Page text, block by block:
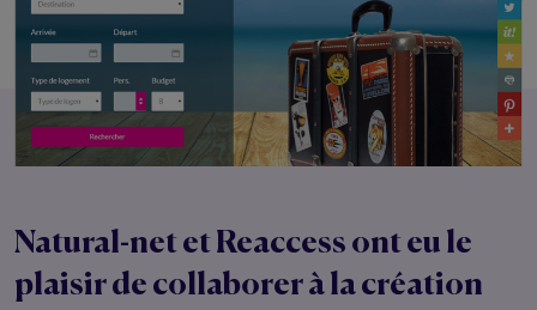
Natural-net et Reaccess ont eu le
plaisir de collaborer à la création